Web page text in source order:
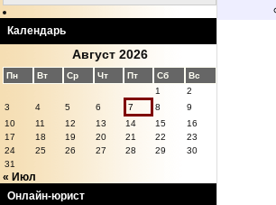
Календарь
Август 2026
Пн Вт Ср Чт Пт Сб
Вс
1
2
3
4 5 6 7 8
9
10
11 12 13 14 15
16
17
18 19 20 21 22
23
24
25 26 27 28 29
30
31
« Июл
Онлайн-юрист